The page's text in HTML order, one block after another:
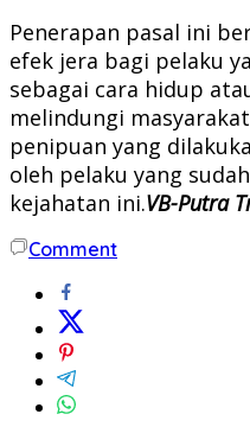
Penerapan pasal ini
efek jera bagi pelaku
sebagai cara hidup
melindungi
penipuan yang
oleh pelaku yang
kejahatan ini.VB-Putra
Comment